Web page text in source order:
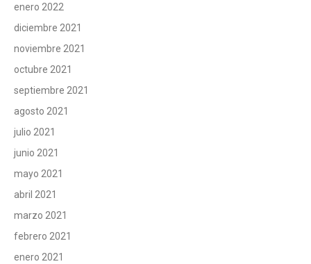
enero 2022
diciembre 2021
noviembre 2021
octubre 2021
septiembre 2021
agosto 2021
julio 2021
junio 2021
mayo 2021
abril 2021
marzo 2021
febrero 2021
enero 2021